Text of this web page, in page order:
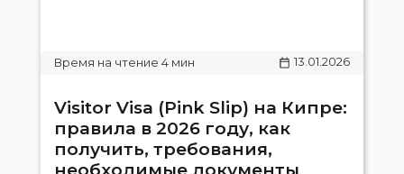
13.01.2026
Visitor Visa (Pink Slip) на Кипре:
правила в 2026 году, как
получить, требования,